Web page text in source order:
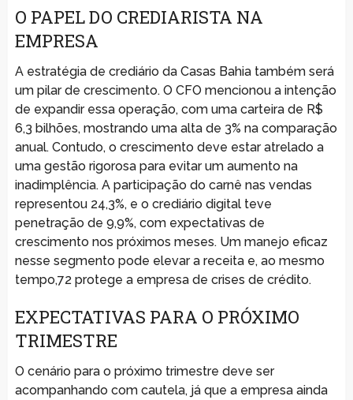
O PAPEL DO CREDIARISTA NA
EMPRESA
A estratégia de crediário da Casas Bahia também será
um pilar de crescimento. O CFO mencionou a intenção
de expandir essa operação, com uma carteira de R$
6,3 bilhões, mostrando uma alta de 3% na comparação
anual. Contudo, o crescimento deve estar atrelado a
uma gestão rigorosa para evitar um aumento na
inadimplência. A participação do carnê nas vendas
representou 24,3%, e o crediário digital teve
penetração de 9,9%, com expectativas de
crescimento nos próximos meses. Um manejo eficaz
nesse segmento pode elevar a receita e, ao mesmo
tempo,72 protege a empresa de crises de crédito.
EXPECTATIVAS PARA O PRÓXIMO
TRIMESTRE
O cenário para o próximo trimestre deve ser
acompanhando com cautela, já que a empresa ainda